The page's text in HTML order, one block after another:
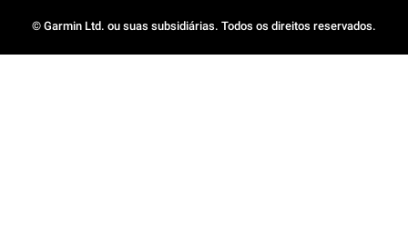
© Garmin Ltd. ou suas subsidiárias. Todos os direitos reservados.